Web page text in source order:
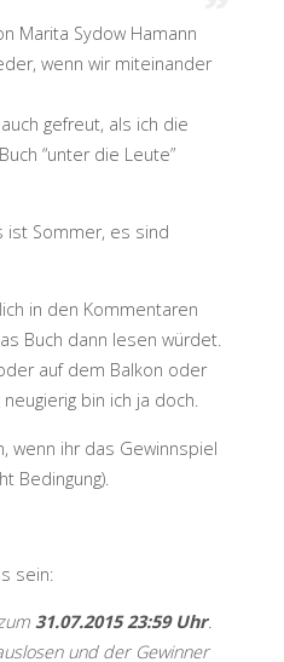
Marita Sydow Hamann
wenn wir miteinander
gefreut, als ich die
“unter die Leute”
ist Sommer, es sind
in den Kommentaren
Buch dann lesen würdet.
auf dem Balkon oder
bin ich ja doch.
wenn ihr das Gewinnspiel
Bedingung).
sein:
31.07.2015 23:59 Uhr.
und der Gewinner